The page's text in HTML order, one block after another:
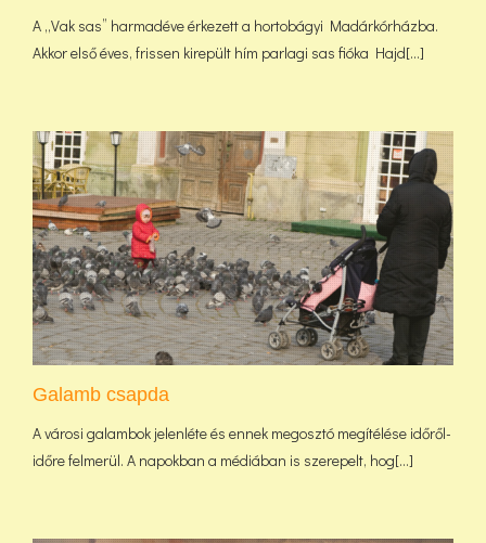
A „Vak sas” harmadéve érkezett a hortobágyi Madárkórházba.
Akkor első éves, frissen kirepült hím parlagi sas fióka Hajd[...]
Galamb csapda
A városi galambok jelenléte és ennek megosztó megítélése időről-
időre felmerül. A napokban a médiában is szerepelt, hog[...]